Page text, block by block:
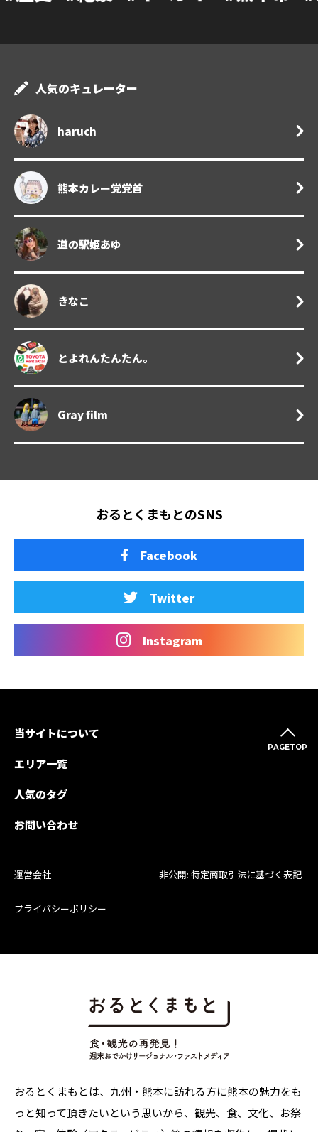
人気のキュレーター
haruch
熊本カレー党党首
道の駅姫あゆ
きなこ
とよれんたんたん。
Gray film
おるとくまもとのSNS
Facebook
Twitter
Instagram
PAGETOP
当サイトについて
エリア一覧
人気のタグ
お問い合わせ
運営会社 非公開: 特定商取引法に基づく表記
プライバシーポリシー
おるとくまもとは、九州・熊本に訪れる方に熊本の魅力をも
っと知って頂きたいという思いから、観光、食、文化、お祭